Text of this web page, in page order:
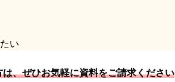
い
、ぜひお気軽に資料をご請求ください